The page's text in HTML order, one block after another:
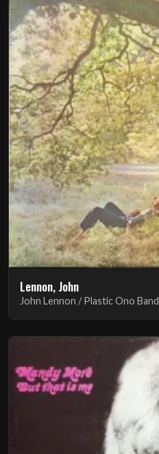
Lennon, John
John Lennon / Plastic Ono Band